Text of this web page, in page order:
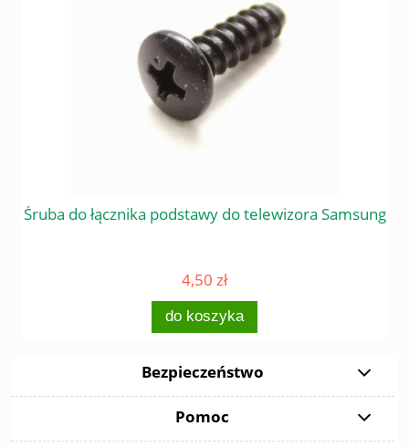
Śruba do łącznika podstawy do telewizora Samsung
4,50 zł
do koszyka
Bezpieczeństwo
Pomoc